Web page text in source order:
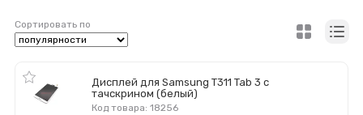
Сортировать по
Дисплей для Samsung T311 Tab 3 с
тачскрином (белый)
Код товара: 18256